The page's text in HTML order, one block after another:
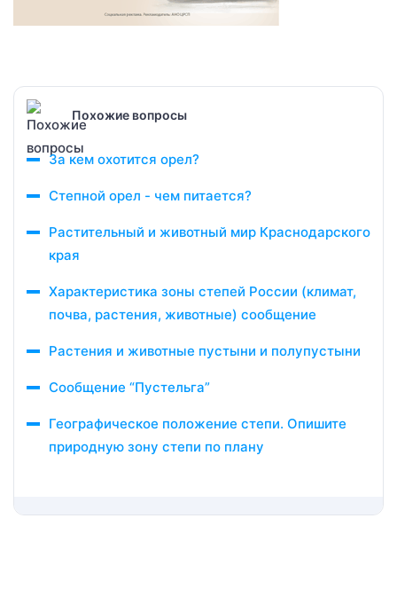
Похожие вопросы
За кем охотится орел?
Степной орел - чем питается?
Растительный и животный мир Краснодарского
края
Характеристика зоны степей России (климат,
почва, растения, животные) сообщение
Растения и животные пустыни и полупустыни
Сообщение “Пустельга”
Географическое положение степи. Опишите
природную зону степи по плану